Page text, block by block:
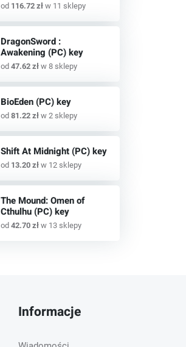
od 116.72 złw 11 sklepy
DragonSword :
Awakening (PC) key
od 47.62 złw 8 sklepy
BioEden (PC) key
od 81.22 złw 2 sklepy
Shift At Midnight (PC) key
od 13.20 złw 12 sklepy
The Mound: Omen of
Cthulhu (PC) key
od 42.70 złw 13 sklepy
Informacje